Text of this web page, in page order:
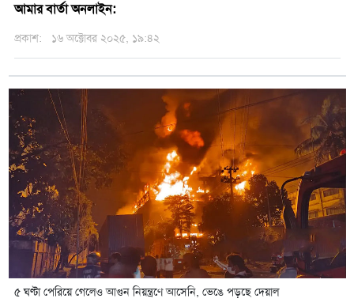
আমার বার্তা অনলাইন:
প্রকাশ: ১৬ অক্টোবর ২০২৫, ১৯:৪২
৫ ঘণ্টা পেরিয়ে গেলেও আগুন নিয়ন্ত্রণে আসেনি, ভেঙে পড়ছে দেয়াল